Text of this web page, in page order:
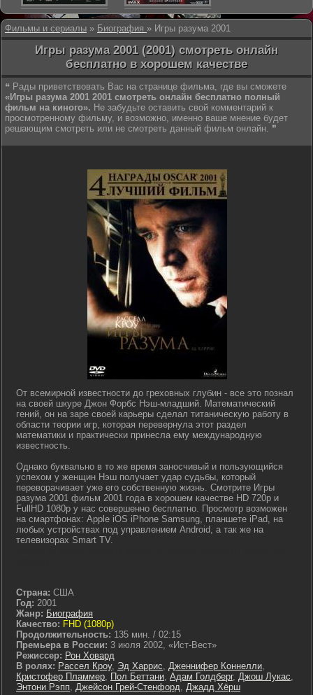
Фильмы и сериалы » Биография » Игры разума 2001
Игры разума 2001 (2001) смотреть онлайн
бесплатно в хорошем качестве
❝ Рады приветствовать Вас на странице фильма, где вы сможете
«Игры разума 2001 2001 смотреть онлайн бесплатно полный
фильм на киного». Не забудьте оставить свой комментарий к
просмотренному фильму, и возможно, именно ваше мнение будет
решающим смотреть или не смотреть данный фильм онлайн. ❞
От всемирной известности до греховных глубин - все это познал
на своей шкуре Джон Форбс Нэш-младший. Математический
гений, он на заре своей карьеры сделал титаническую работу в
области теории игр, которая перевернула этот раздел
математики и практически принесла ему международную
известность.
Однако буквально в то же время заносчивый и пользующийся
успехом у женщин Нэш получает удар судьбы, который
переворачивает уже его собственную жизнь. Смотрите Игры
разума 2001 фильм 2001 года в хорошем качестве HD 720p и
FullHD 1080p у нас совершенно бесплатно. Просмотр возможен
на смартфонах: Apple iOS iPhone Samsung, планшете iPad, на
любых устройствах под управлением Android, а так же на
телевизорах Smart TV.
Страна: США
Год: 2001
Жанр: Биография
Качество: FHD (1080p)
Продолжительность: 135 мин. / 02:15
Премьера в России: 3 июля 2002, «Ист-Вест»
Режиссер: Рон Ховард
В ролях: Рассел Кроу, Эд Харрис, Дженнифер Коннелли,
Кристофер Пламмер, Пол Беттани, Адам Голдберг, Джош Лукас,
Энтони Рэпп, Джейсон Грей-Стенфорд, Джадд Хёрш